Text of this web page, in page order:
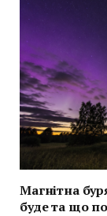
Магнітна
буде та що